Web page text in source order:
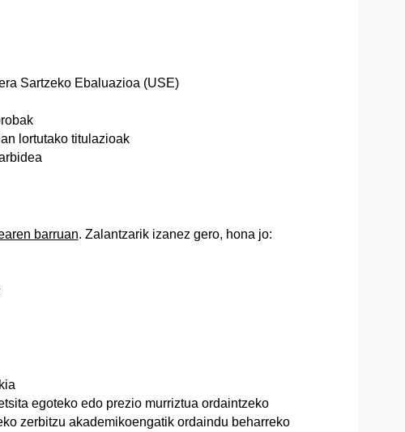
Sartzeko Ebaluazioa (USE)
lortutako titulazioak
barruan. Zalantzarik izanez gero, hona jo:
egoteko edo prezio murriztua ordaintzeko
zerbitzu akademikoengatik ordaindu beharreko